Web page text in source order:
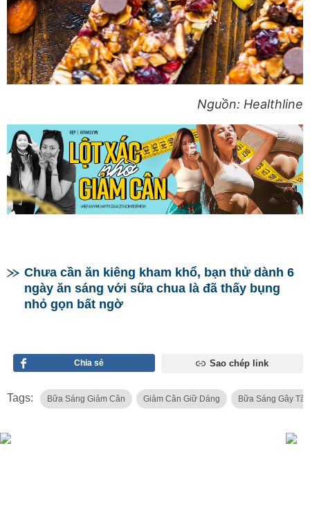
Nguồn: Healthline
Chưa cần ăn kiêng kham khổ, bạn thử dành 6
ngày ăn sáng với sữa chua là đã thấy bụng
nhỏ gọn bất ngờ
Chia sẻ Sao chép link
Tags: Bữa Sáng Giảm Cân Giảm Cân Giữ Dáng Bữa Sáng Gây